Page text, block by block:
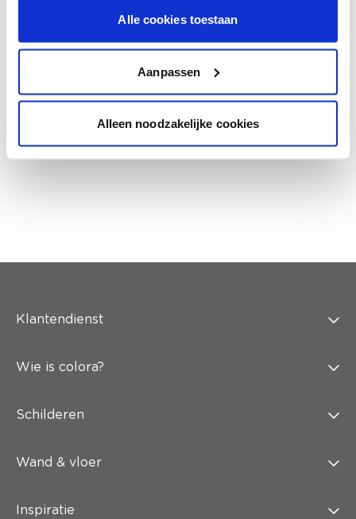
Alle cookies toestaan
Aanpassen
Alleen noodzakelijke cookies
Krijg kleuradvies op basis van de lichtinval
en je meubels.
Krijg ineens een technologische check-up
Klantendienst
Wie is colora?
Schilderen
Wand & vloer
Inspiratie